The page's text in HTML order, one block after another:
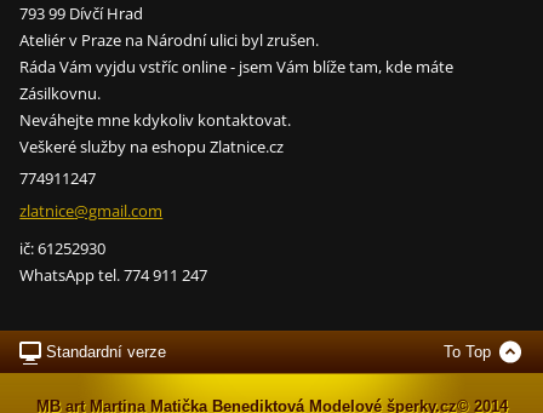
793 99 Dívčí Hrad
Ateliér v Praze na Národní ulici byl zrušen.
Ráda Vám vyjdu vstříc online - jsem Vám blíže tam, kde máte
Zásilkovnu.
Neváhejte mne kdykoliv kontaktovat.
Veškeré služby na eshopu Zlatnice.cz
774911247
zlatnice@gmail.com
ič: 61252930
WhatsApp tel. 774 911 247
Standardní verze To Top
MB art Martina Matička Benediktová Modelové šperky.cz© 2014